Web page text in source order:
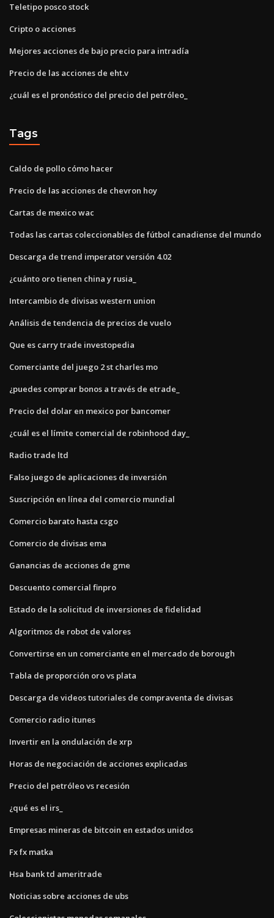
Teletipo posco stock
Cripto o acciones
Mejores acciones de bajo precio para intradía
Precio de las acciones de eht.v
¿cuál es el pronóstico del precio del petróleo_
Tags
Caldo de pollo cómo hacer
Precio de las acciones de chevron hoy
Cartas de mexico wac
Todas las cartas coleccionables de fútbol canadiense del mundo
Descarga de trend imperator versión 4.02
¿cuánto oro tienen china y rusia_
Intercambio de divisas western union
Análisis de tendencia de precios de vuelo
Que es carry trade investopedia
Comerciante del juego 2 st charles mo
¿puedes comprar bonos a través de etrade_
Precio del dolar en mexico por bancomer
¿cuál es el límite comercial de robinhood day_
Radio trade ltd
Falso juego de aplicaciones de inversión
Suscripción en línea del comercio mundial
Comercio barato hasta csgo
Comercio de divisas ema
Ganancias de acciones de gme
Descuento comercial finpro
Estado de la solicitud de inversiones de fidelidad
Algoritmos de robot de valores
Convertirse en un comerciante en el mercado de borough
Tabla de proporción oro vs plata
Descarga de videos tutoriales de compraventa de divisas
Comercio radio itunes
Invertir en la ondulación de xrp
Horas de negociación de acciones explicadas
Precio del petróleo vs recesión
¿qué es el irs_
Empresas mineras de bitcoin en estados unidos
Fx fx matka
Hsa bank td ameritrade
Noticias sobre acciones de ubs